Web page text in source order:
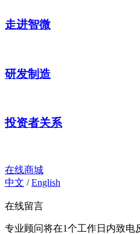
走进智微
研发制造
投资者关系
在线商城
中文 /English
在线留言
专业顾问将在1个工作日内致电